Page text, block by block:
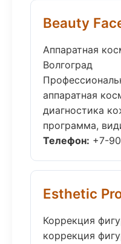
Beauty
Аппаратная
Волгоград
аппаратная
диагностика
программа,
Телефон: +7-
Esthetic
Коррекция
коррекция